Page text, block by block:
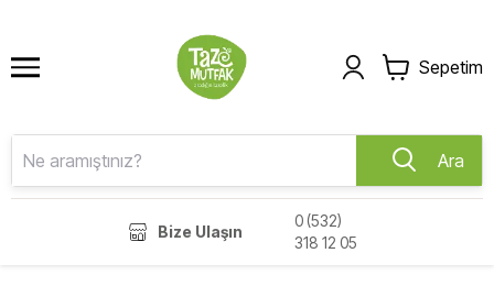
Sepetim
Ara
Bize Ulaşın
0 (532)
318 12 05